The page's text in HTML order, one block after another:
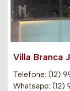
Villa Branca
Telefone: (12)
Whatsapp: